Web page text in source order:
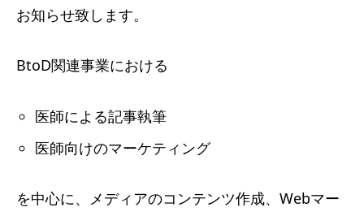
お知らせ致します。
BtoD関連事業における
医師による記事執筆
医師向けのマーケティング
を中心に、メディアのコンテンツ作成、Webマー